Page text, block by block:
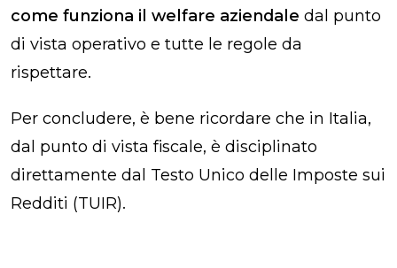
come funziona il welfare aziendale dal punto
di vista operativo e tutte le regole da
rispettare.
Per concludere, è bene ricordare che in Italia,
dal punto di vista fiscale, è disciplinato
direttamente dal Testo Unico delle Imposte sui
Redditi (TUIR).